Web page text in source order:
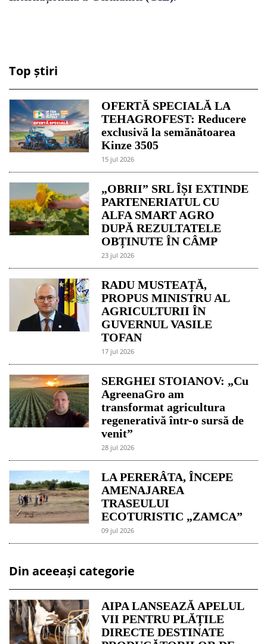
Top știri
OFERTĂ SPECIALĂ LA
TEHAGROFEST: Reducere
exclusivă la semănătoarea
Kinze 3505
15 jul 2026
„OBRII” SRL ÎȘI EXTINDE
PARTENERIATUL CU
ALFA SMART AGRO
DUPĂ REZULTATELE
OBȚINUTE ÎN CÂMP
23 jul 2026
RADU MUSTEAȚĂ,
PROPUS MINISTRU AL
AGRICULTURII ÎN
GUVERNUL VASILE
TOFAN
17 jul 2026
SERGHEI STOIANOV: „Cu
AgreenaGro am
transformat agricultura
regenerativă într-o sursă de
venit”
28 jul 2026
LA PERERÂTA, ÎNCEPE
AMENAJAREA
TRASEULUI
ECOTURISTIC „ZAMCA”
09 jul 2026
Din aceeași categorie
AIPA LANSEAZĂ APELUL
VII PENTRU PLĂȚILE
DIRECTE DESTINATE